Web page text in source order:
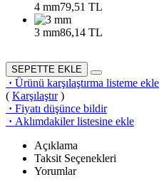
4 mm79,51 TL
3 mm86,14 TL
SEPETTE EKLE
· Ürünü karşılaştırma listeme ekle
( Karşılaştır)
· Fiyatı düşünce bildir
· Aklımdakiler listesine ekle
Açıklama
Taksit Seçenekleri
Yorumlar